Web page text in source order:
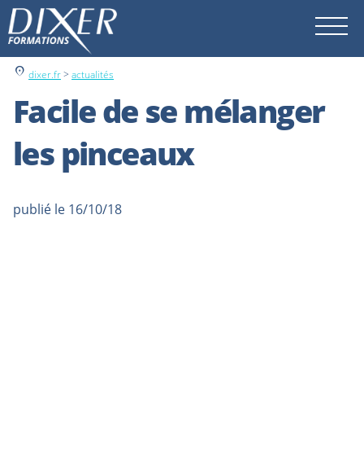
location_on dixer.fr> actualités
Facile de se mélanger
les pinceaux
publié le 16/10/18